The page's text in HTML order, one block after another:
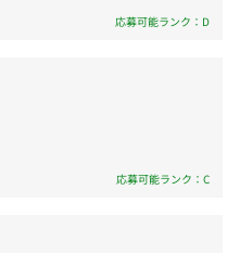
委託）＋開発複数名（外
アップの場を提供して
応募可能ランク：D
応募可能ランク：C